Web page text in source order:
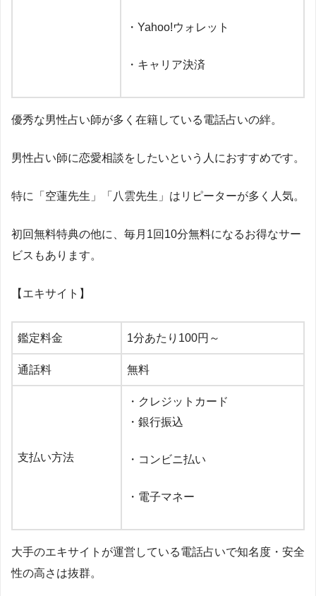
・ Yahoo!ウォレット
・キャリア決済
優秀な男性占い師が多く在籍している電話占いの絆。
男性占い師に恋愛相談をしたいという人におすすめです。
特に「空蓮先生」「八雲先生」はリピーターが多く人気。
初回無料特典の他に、毎月 1回 10分無料になるお得なサー
ビスもあります。
【エキサイト】
鑑定料金 1分あたり 100円～
通話料 無料
支払い方法
・クレジットカード
・銀行振込
・コンビニ払い
・電子マネー
大手のエキサイトが運営している電話占いで知名度・安全
性の高さは抜群。